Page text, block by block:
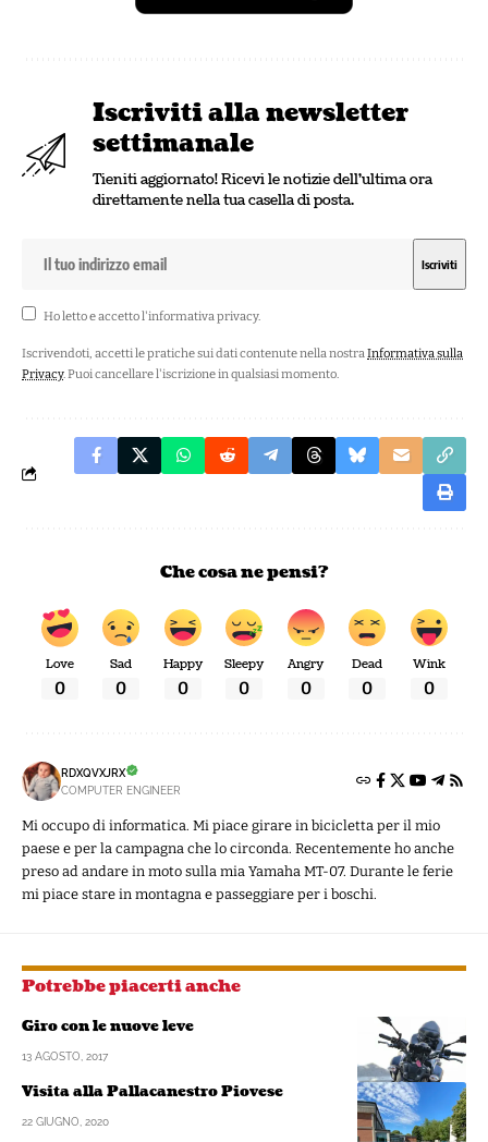
Iscriviti alla newsletter
settimanale
Tieniti aggiornato! Ricevi le notizie dell'ultima ora
direttamente nella tua casella di posta.
Ho letto e accetto l'informativa privacy.
Iscrivendoti, accetti le pratiche sui dati contenute nella nostraInformativa sulla
Privacy. Puoi cancellare l'iscrizione in qualsiasi momento.
Che cosa ne pensi?
Love
0
Sad
0
Happy
0
Sleepy
0
Angry
0
Dead
0
Wink
0
RDXQVXJRX
COMPUTER ENGINEER
Mi occupo di informatica. Mi piace girare in bicicletta per il mio
paese e per la campagna che lo circonda. Recentemente ho anche
preso ad andare in moto sulla mia Yamaha MT-07. Durante le ferie
mi piace stare in montagna e passeggiare per i boschi.
Potrebbe piacerti anche
Giro con le nuove leve
13 AGOSTO, 2017
Visita alla Pallacanestro Piovese
22 GIUGNO, 2020